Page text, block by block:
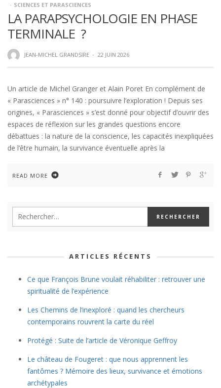
SCIENCES ET PARASCIENCES
LA PARAPSYCHOLOGIE EN PHASE
TERMINALE ?
JEAN-MICHEL GRANDSIRE · 22 JUIN 2026
Un article de Michel Granger et Alain Poret En complément de
« Parasciences » n° 140 : poursuivre l’exploration ! Depuis ses
origines, « Parasciences » s’est donné pour objectif d’ouvrir des
espaces de réflexion sur les grandes questions encore
débattues : la nature de la conscience, les capacités inexpliquées
de l’être humain, la survivance éventuelle après la
READ MORE
ARTICLES RÉCENTS
Ce que François Brune voulait réhabiliter : retrouver une
spiritualité de l’expérience
Les Chemins de l’inexploré : quand les chercheurs
contemporains rouvrent la carte du réel
Protégé : Suite de l’article de Véronique Geffroy
Le château de Fougeret : que nous apprennent les
fantômes ? Mémoire des lieux, survivance et émotions
archétypales